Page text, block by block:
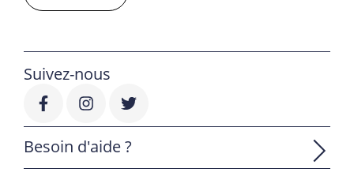
Suivez-nous
Besoin d'aide ?